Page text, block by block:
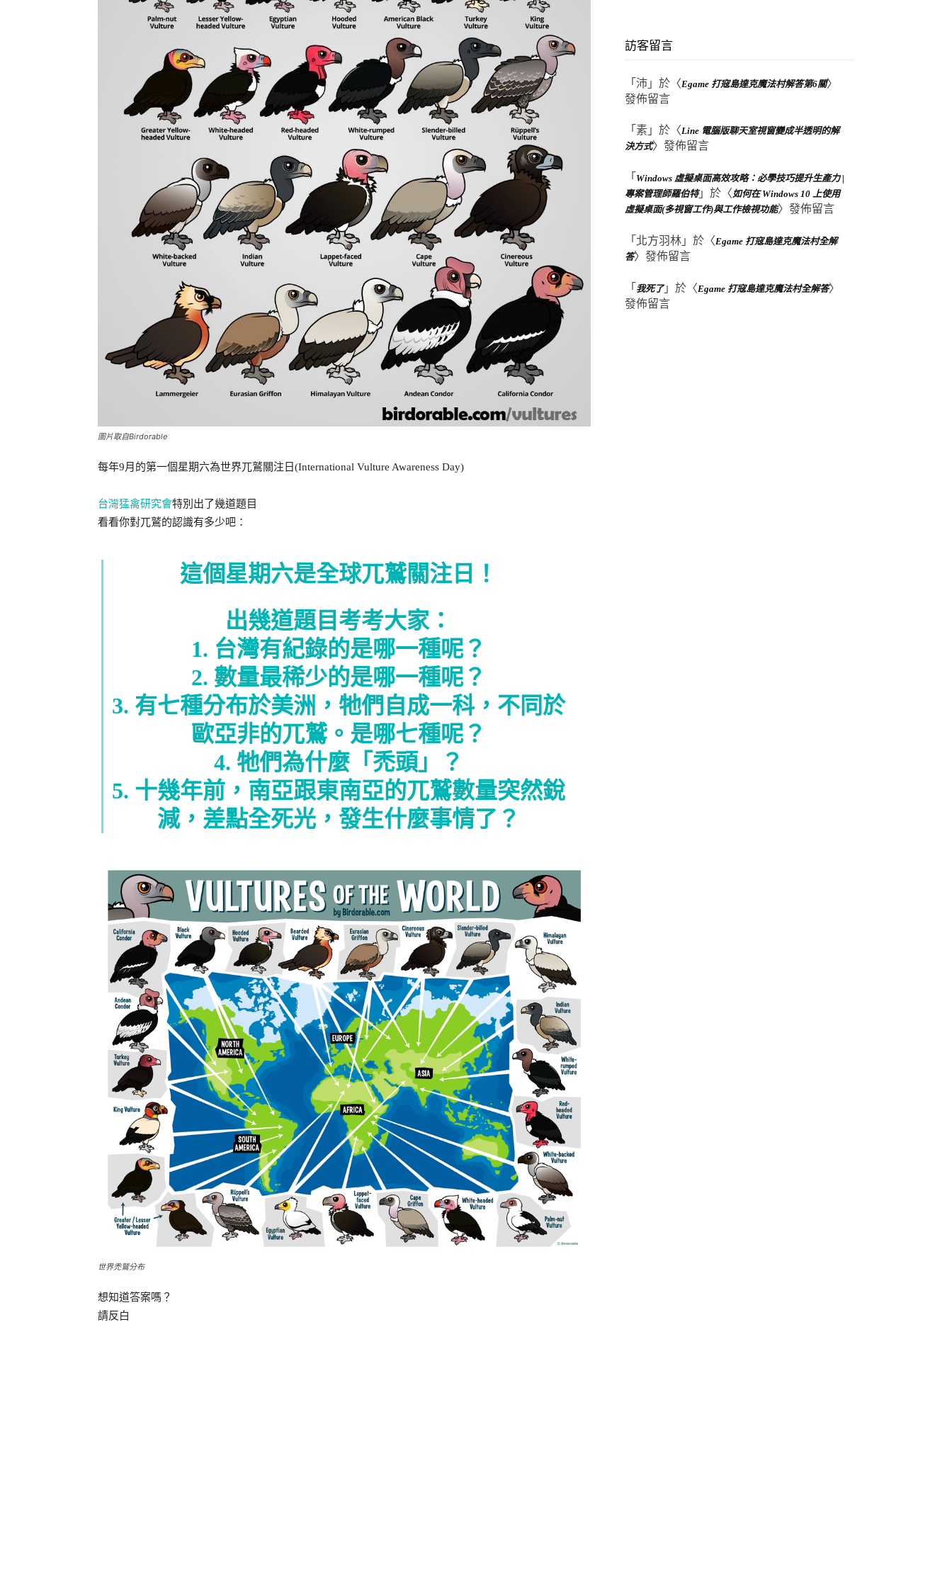
圖片取自Birdorable
每年9月的第一個星期六為世界兀鷲關注日(International Vulture Awareness Day)
台灣猛禽研究會特別出了幾道題目
看看你對兀鷲的認識有多少吧：
這個星期六是全球兀鷲關注日！
出幾道題目考考大家：
1. 台灣有紀錄的是哪一種呢？
2. 數量最稀少的是哪一種呢？
3. 有七種分布於美洲，牠們自成一科，不同於
歐亞非的兀鷲。是哪七種呢？
4. 牠們為什麼「禿頭」？
5. 十幾年前，南亞跟東南亞的兀鷲數量突然銳
減，差點全死光，發生什麼事情了？
世界禿鷲分布
想知道答案嗎？
請反白
訪客留言
「 沛 」於〈Egame 打寇島達克魔法村解答第6關〉
發佈留言
「 素 」於〈Line 電腦版聊天室視窗變成半透明的解
決方式〉發佈留言
「 Windows 虛擬桌面高效攻略：必學技巧提升生產力 |
專案管理師羅伯特」於〈 如何在 Windows 10 上使用
虛擬桌面(多視窗工作)與工作檢視功能〉發佈留言
「 北方羽林 」於〈Egame 打寇島達克魔法村全解
答〉發佈留言
「 我死了」於〈Egame 打寇島達克魔法村全解答〉
發佈留言